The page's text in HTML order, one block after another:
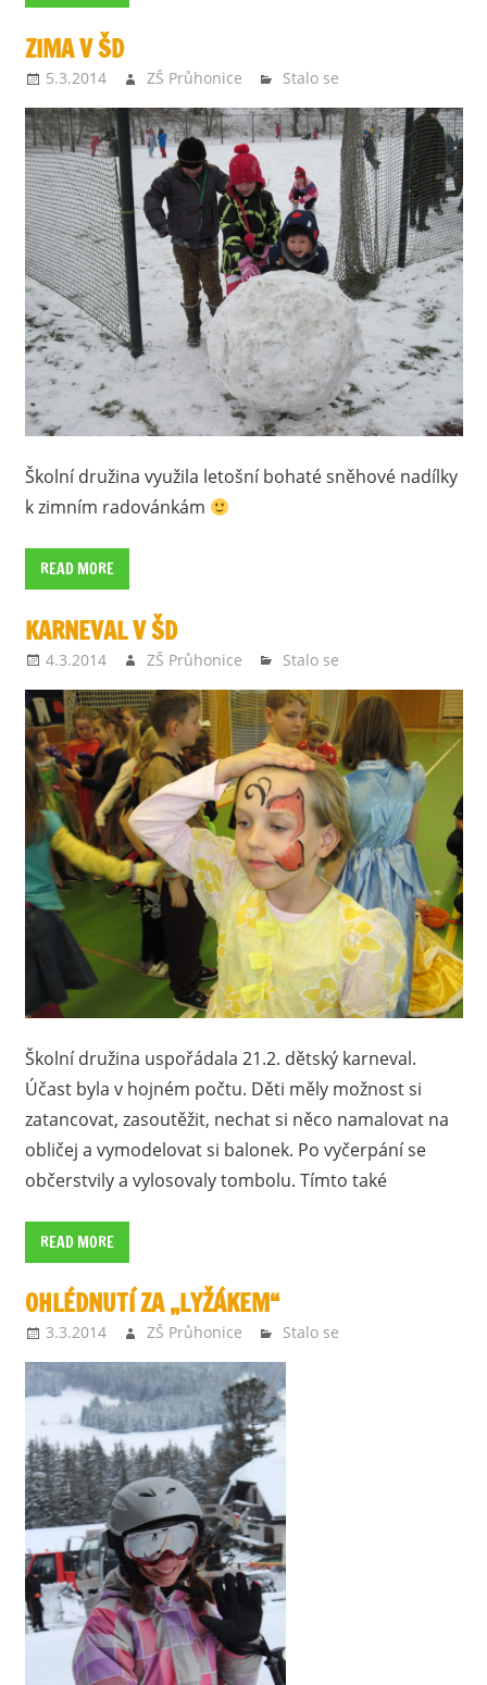
ZIMA V ŠD
5.3.2014 ZŠ Průhonice Stalo se
Školní družina využila letošní bohaté sněhové nadílky
k zimním radovánkám
READ MORE
KARNEVAL V ŠD
4.3.2014 ZŠ Průhonice Stalo se
Školní družina uspořádala 21.2. dětský karneval.
Účast byla v hojném počtu. Děti měly možnost si
zatancovat, zasoutěžit, nechat si něco namalovat na
obličej a vymodelovat si balonek. Po vyčerpání se
občerstvily a vylosovaly tombolu. Tímto také
READ MORE
OHLÉDNUTÍ ZA „LYŽÁKEM“
3.3.2014 ZŠ Průhonice Stalo se